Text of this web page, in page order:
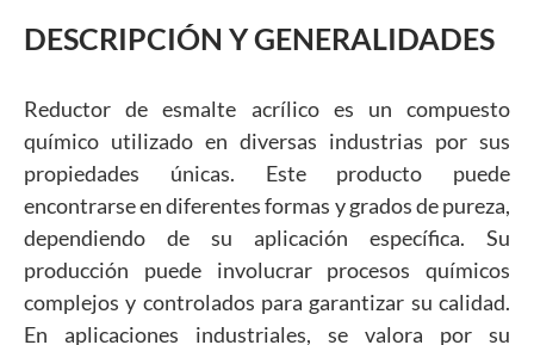
DESCRIPCIÓN Y GENERALIDADES
Reductor de esmalte acrílico es un compuesto
químico utilizado en diversas industrias por sus
propiedades únicas. Este producto puede
encontrarse en diferentes formas y grados de pureza,
dependiendo de su aplicación específica. Su
producción puede involucrar procesos químicos
complejos y controlados para garantizar su calidad.
En aplicaciones industriales, se valora por su